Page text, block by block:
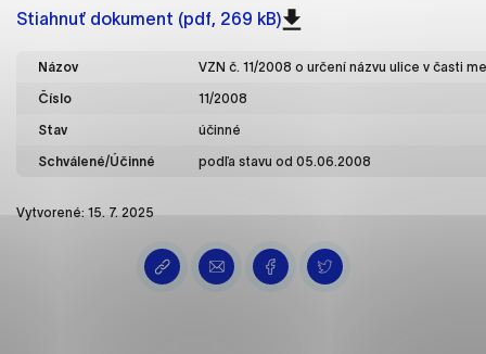
Stiahnuť dokument (pdf, 269 kB)
Názov VZN č. 11/2008 o určení názvu ulice v časti
Číslo 11/2008
Stav účinné
Schválené/Účinné podľa stavu od 05.06.2008
Vytvorené: 15. 7. 2025
Technické súbory cookie sú pre prevádzku
nevyhnutné a pomáhajú urobiť webové stránky
uplatniteľnými tým, že umožňujú základné funkcie,
ako je navigácia na stránke a prístup k
zabezpečeným oblastiam webovej stránky. Bez
fungovať.
Analytické cookies